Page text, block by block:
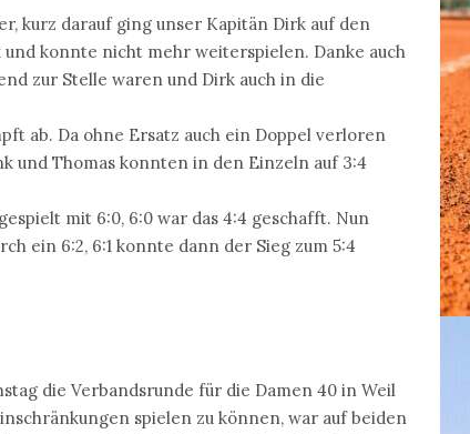
kurz darauf ging unser Kapitän Dirk auf den
konnte nicht mehr weiterspielen. Danke auch
zur Stelle waren und Dirk auch in die
ab. Da ohne Ersatz auch ein Doppel verloren
und Thomas konnten in den Einzeln auf 3:4
mit 6:0, 6:0 war das 4:4 geschafft. Nun
ein 6:2, 6:1 konnte dann der Sieg zum 5:4
die Verbandsrunde für die Damen 40 in Weil
spielen zu können, war auf beiden